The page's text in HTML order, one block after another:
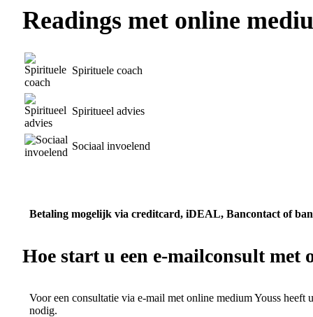
Readings met online
Spirituele coach
Spiritueel advies
Sociaal invoelend
Betaling mogelijk via creditcard, iDEAL, Bancontact of
Hoe start u een e-mailconsultmet
Voor een consultatie via e-mail met online medium Youss heeft
nodig.